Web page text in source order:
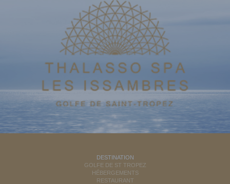
DESTINATION
GOLFE DE ST TROPEZ
HÉBERGEMENTS
RESTAURANT